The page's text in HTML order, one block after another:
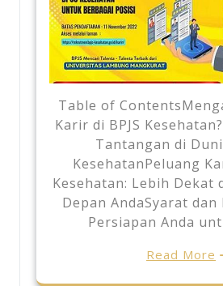
Table of
Karir di BPJS
Tantangan di
KesehatanPeluang
Kesehatan: Lebih Dekat
Depan AndaSyarat dan
Persiapan Anda
Read More